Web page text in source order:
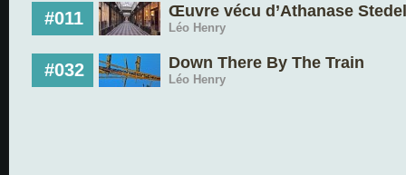
#011 Œuvre vécu d’Athanase
Léo Henry
#032 Down There By The Train
Léo Henry